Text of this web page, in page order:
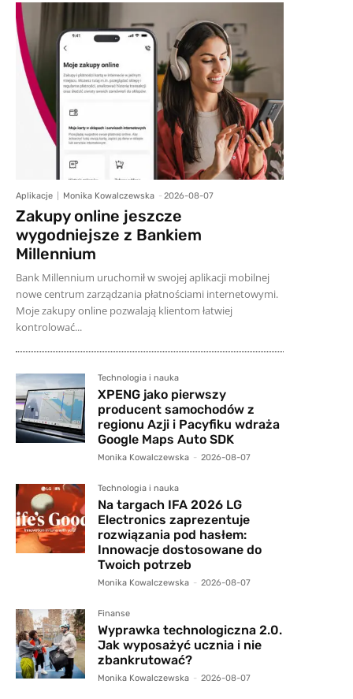
Aplikacje Monika Kowalczewska - 2026-08-07
Zakupy online jeszcze
wygodniejsze z Bankiem
Millennium
Bank Millennium uruchomił w swojej aplikacji mobilnej
nowe centrum zarządzania płatnościami internetowymi.
Moje zakupy online pozwalają klientom łatwiej
kontrolować...
Technologia i nauka
XPENG jako pierwszy
producent samochodów z
regionu Azji i Pacyfiku wdraża
Google Maps Auto SDK
Monika Kowalczewska - 2026-08-07
Technologia i nauka
Na targach IFA 2026 LG
Electronics zaprezentuje
rozwiązania pod hasłem:
Innowacje dostosowane do
Twoich potrzeb
Monika Kowalczewska - 2026-08-07
Finanse
Wyprawka technologiczna 2.0.
Jak wyposażyć ucznia i nie
zbankrutować?
Monika Kowalczewska - 2026-08-07